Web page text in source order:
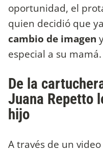
oportunidad, el
quien decidió que
cambio de imagen
especial a su mamá.
De la
Juana Repetto
hijo
A través de un